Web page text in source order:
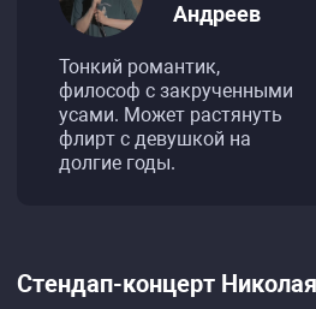
Андреев
Тонкий романтик,
философ с закрученными
усами. Может растянуть
флирт с девушкой на
долгие годы.
Стендап-концерт